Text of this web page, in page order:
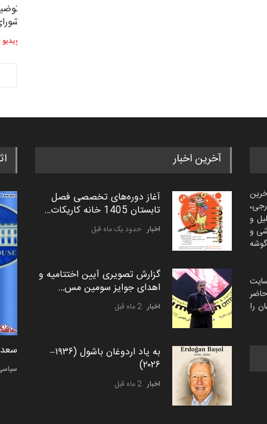
ویدیو
و
و
را
آخرین اخبار
آغاز دوره‌های تخصصی فصل
تابستان 1405 خانه کاریکات…
اخبار حدود یک ماه قبل
گزارش تصویری آیین اختتامیه و
اهدای جوایز سومین مس…
اخبار 2 ماه قبل
به یاد اردوغان باشول (۱۹۳۶–
۲۰۲۶)
اخبار 2 ماه قبل
سعد دمیر نواک از کرواسی
کارتون